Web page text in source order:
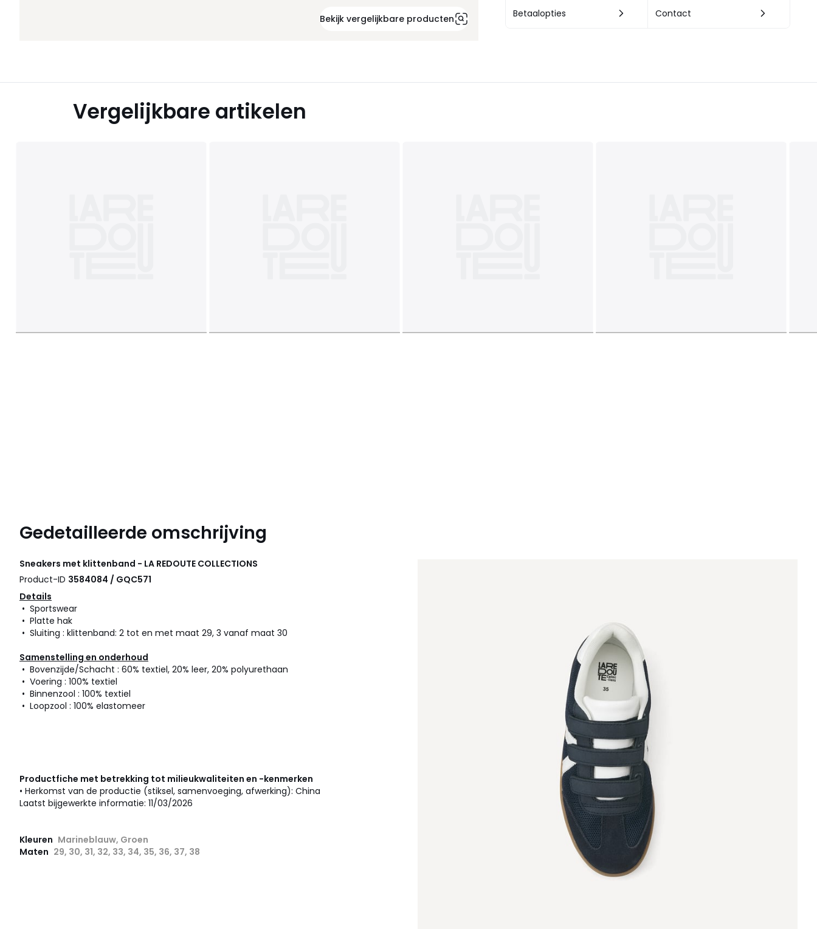
Bekijk vergelijkbare producten Betaalopties Contact
Vergelijkbare artikelen
Gedetailleerde omschrijving
Sneakers met klittenband - LA REDOUTE COLLECTIONS
Product-ID 3584084 / GQC571
Details
• Sportswear
• Platte hak
• Sluiting : klittenband: 2 tot en met maat 29, 3 vanaf maat 30
Samenstelling en onderhoud
• Bovenzijde/Schacht : 60% textiel, 20% leer, 20% polyurethaan
• Voering : 100% textiel
• Binnenzool : 100% textiel
• Loopzool : 100% elastomeer
Productfiche met betrekking tot milieukwaliteiten en -kenmerken
• Herkomst van de productie (stiksel, samenvoeging, afwerking): China
Laatst bijgewerkte informatie: 11/03/2026
Kleuren Marineblauw, Groen
Maten 29, 30, 31, 32, 33, 34, 35, 36, 37, 38